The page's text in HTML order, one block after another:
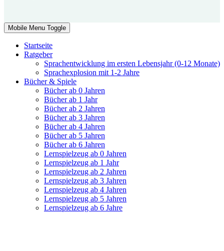
Mobile Menu Toggle
Startseite
Ratgeber
Sprachentwicklung im ersten Lebensjahr (0-12 Monate)
Sprachexplosion mit 1-2 Jahre
Bücher & Spiele
Bücher ab 0 Jahren
Bücher ab 1 Jahr
Bücher ab 2 Jahren
Bücher ab 3 Jahren
Bücher ab 4 Jahren
Bücher ab 5 Jahren
Bücher ab 6 Jahren
Lernspielzeug ab 0 Jahren
Lernspielzeug ab 1 Jahr
Lernspielzeug ab 2 Jahren
Lernspielzeug ab 3 Jahren
Lernspielzeug ab 4 Jahren
Lernspielzeug ab 5 Jahren
Lernspielzeug ab 6 Jahre